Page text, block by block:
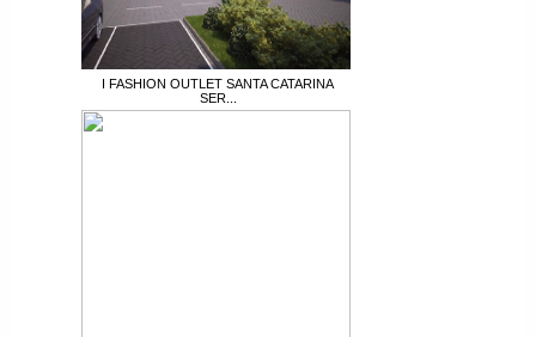
I FASHION OUTLET SANTA CATARINA
SER...